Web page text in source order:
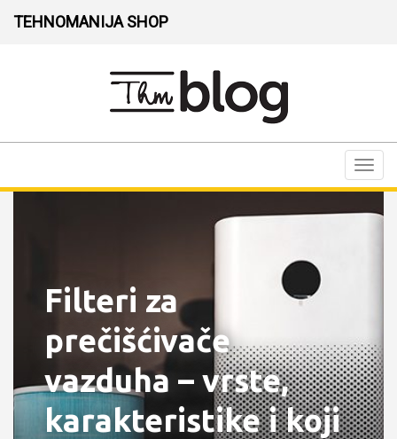
TEHNOMANIJA SHOP
Filteri za
prečišćivače
vazduha – vrste,
karakteristike i koji